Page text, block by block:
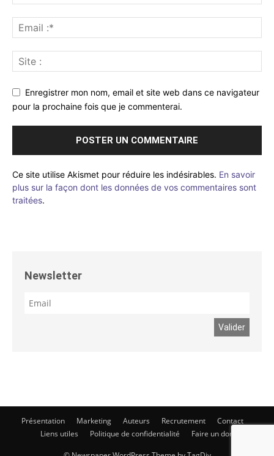
Enregistrer mon nom, email et site web dans ce navigateur
pour la prochaine fois que je commenterai.
Ce site utilise Akismet pour réduire les indésirables. En savoir
plus sur la façon dont les données de vos commentaires sont
traitées.
Newsletter
Présentation Marketing Auteurs Recrutement
Contact
Liens utiles
Politique de confidentialité Faire un don